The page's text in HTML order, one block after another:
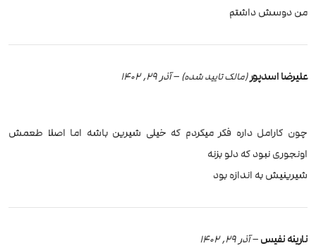
من دوسش داشتم
علیرضا اسدپور(مالک تایید شده) –آذر 29, 1402
چون کارامل داره فکر میکردم که خیلی شیرین باشه اما اصلا طعمش
اونجوری نبود که دلو بزنه
شیرینیش به اندازه بود
نارینه نفیس–آذر 29, 1402